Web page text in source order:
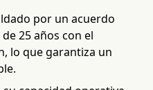
por un acuerdo
25 años con el
lo que garantiza un